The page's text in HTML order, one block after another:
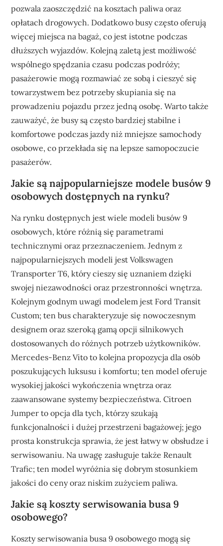
pozwala zaoszczędzić na kosztach paliwa oraz
opłatach drogowych. Dodatkowo busy często oferują
więcej miejsca na bagaż, co jest istotne podczas
dłuższych wyjazdów. Kolejną zaletą jest możliwość
wspólnego spędzania czasu podczas podróży;
pasażerowie mogą rozmawiać ze sobą i cieszyć się
towarzystwem bez potrzeby skupiania się na
prowadzeniu pojazdu przez jedną osobę. Warto także
zauważyć, że busy są często bardziej stabilne i
komfortowe podczas jazdy niż mniejsze samochody
osobowe, co przekłada się na lepsze samopoczucie
pasażerów.
Jakie są najpopularniejsze modele busów 9
osobowych dostępnych na rynku?
Na rynku dostępnych jest wiele modeli busów 9
osobowych, które różnią się parametrami
technicznymi oraz przeznaczeniem. Jednym z
najpopularniejszych modeli jest Volkswagen
Transporter T6, który cieszy się uznaniem dzięki
swojej niezawodności oraz przestronności wnętrza.
Kolejnym godnym uwagi modelem jest Ford Transit
Custom; ten bus charakteryzuje się nowoczesnym
designem oraz szeroką gamą opcji silnikowych
dostosowanych do różnych potrzeb użytkowników.
Mercedes-Benz Vito to kolejna propozycja dla osób
poszukujących luksusu i komfortu; ten model oferuje
wysokiej jakości wykończenia wnętrza oraz
zaawansowane systemy bezpieczeństwa. Citroen
Jumper to opcja dla tych, którzy szukają
funkcjonalności i dużej przestrzeni bagażowej; jego
prosta konstrukcja sprawia, że jest łatwy w obsłudze i
serwisowaniu. Na uwagę zasługuje także Renault
Trafic; ten model wyróżnia się dobrym stosunkiem
jakości do ceny oraz niskim zużyciem paliwa.
Jakie są koszty serwisowania busa 9
osobowego?
Koszty serwisowania busa 9 osobowego mogą się